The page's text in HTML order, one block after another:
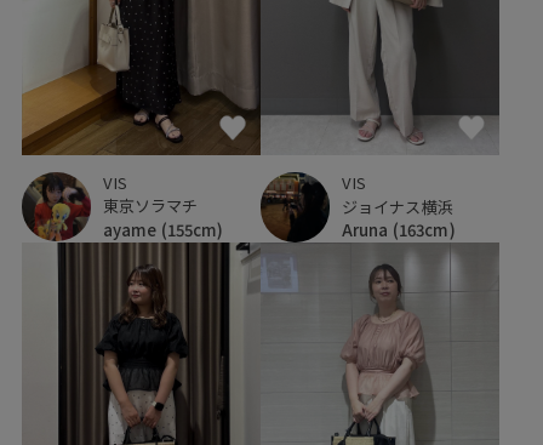
VIS
東京ソラマチ
ayame (155cm)
VIS
ジョイナス横浜
Aruna (163cm)